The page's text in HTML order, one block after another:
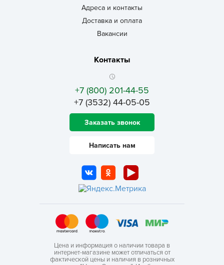
Адреса и контакты
Доставка и оплата
Вакансии
Контакты
+7 (800) 201-44-55
+7 (3532) 44-05-05
Заказать звонок
Написать нам
Цена и информация о наличии товара в
интернет-магазине может отличаться от
фактической цены и наличия в розничных